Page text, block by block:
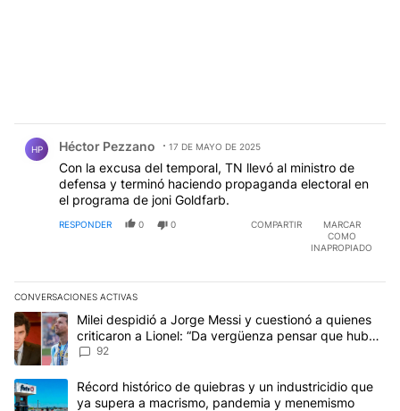
HP Héctor Pezzano 17 DE MAYO DE 2025
Con la excusa del temporal, TN llevó al ministro de
defensa y terminó haciendo propaganda electoral en
el programa de joni Goldfarb.
RESPONDER 0 0 COMPARTIR
MARCAR
COMO
INAPROPIADO
CONVERSACIONES ACTIVAS
Este listado muestra los artículos con más comentarios en los
Un artículo de tendencia con el título "Milei despidió a Jorge
Milei despidió a Jorge Messi y cuestionó a quienes
criticaron a Lionel: “Da vergüenza pensar que hubo
anti-Messi”
92
Un artículo de tendencia con el título "Récord histórico de
Récord histórico de quiebras y un industricidio que
ya supera a macrismo, pandemia y menemismo